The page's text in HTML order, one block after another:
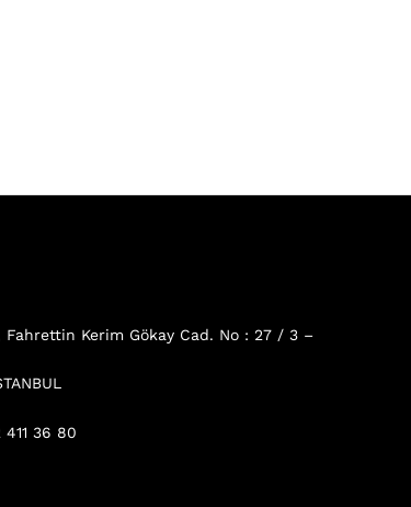
Fahrettin Kerim Gökay Cad. No : 27 / 3 –
411 36 80